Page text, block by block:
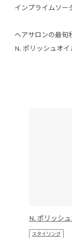
インプライムソー
ヘアサロンの最旬
N. ポリッシュオイ
N. ポリッシ
スタイリング